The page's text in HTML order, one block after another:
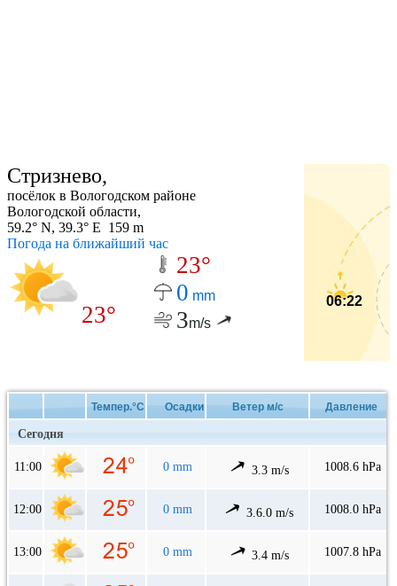
Стризнево,
посёлок в Вологодском районе
Вологодской области,
59.2° N, 39.3° E 159 m
Погода на ближайший час
23°
23°
0 mm
3m/s
06:22
Темпер.°C Осадки Ветер м/с Давление
Сегодня
11:00 0 mm 3.3 m/s 1008.6 hPa
12:00 0 mm 3.6.0 m/s 1008.0 hPa
13:00 0 mm 3.4 m/s 1007.8 hPa